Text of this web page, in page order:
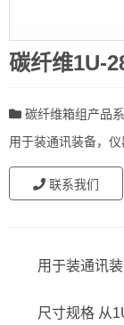
碳纤维1U-
碳纤维箱组产品系
用于装通讯装备，
联系我们
用于装通讯
尺寸规格 从